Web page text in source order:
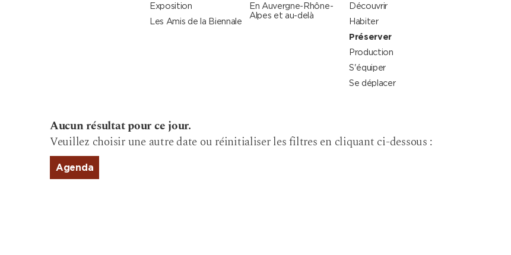
Exposition
Les Amis de la Biennale
En Auvergne-Rhône-
Alpes et au-delà
Découvrir
Habiter
Préserver
Production
S'équiper
Se déplacer
Aucun résultat pour ce jour.
Veuillez choisir une autre date ou réinitialiser les filtres en cliquant ci-dessous :
Agenda